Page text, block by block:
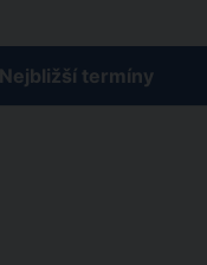
Nejbližší termíny